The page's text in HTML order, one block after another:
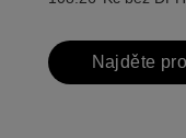
Najděte